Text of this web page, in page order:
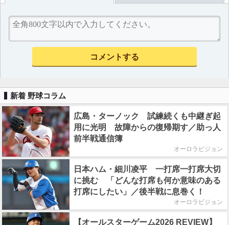
新着 野球コラム
広島・ターノック 試練続くも中継ぎ起
用に光明 故障からの復帰期す／助っ人
前半戦通信簿
オーロラビジョン
日本ハム・細川凌平 一打席一打席大切
に挑む 「どんな打席も何か意味のある
打席にしたい」／後半戦に息巻く！
オーロラビジョン
【オールスターゲーム2026 REVIEW】